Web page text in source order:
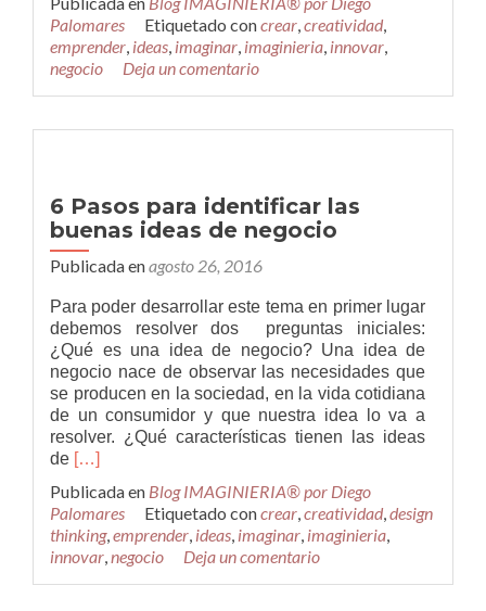
qué
cómo
convertir
la
Palomares
Etiquetado concrear,creatividad,
emprender, ideas, imaginar, imaginieria, innovar,
negocio
Deja un comentario
6 Pasos para identificar las
buenas ideas de negocio
Publicada enagosto 26, 2016
Para poder desarrollar este tema en primer lugar
debemos resolver dos preguntas iniciales:
¿Qué es una idea de negocio? Una idea de
negocio nace de observar las necesidades que
se producen en la sociedad, en la vida cotidiana
de un consumidor y que nuestra idea lo va a
resolver. ¿Qué características tienen las ideas
de Leer
Pasos
para
identificar
las
buenas
[…]
Publicada en Blog IMAGINIERIA® por Diego
Palomares
Etiquetado concrear,creatividad,design
thinking,emprender, ideas, imaginar, imaginieria,
innovar,negocio Deja un comentario